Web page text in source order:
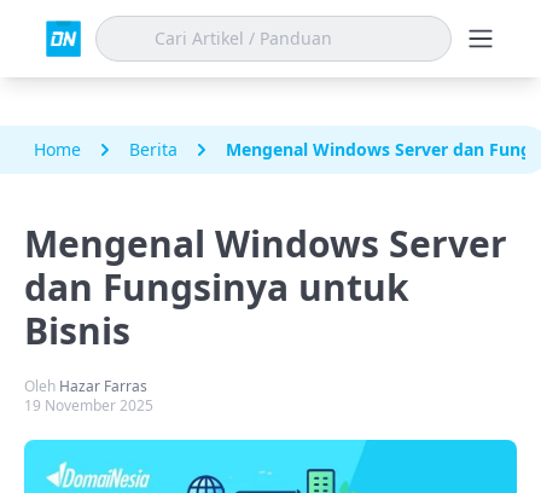
Home Berita Mengenal Windows Server dan
Mengenal Windows Server
dan Fungsinya untuk
Bisnis
Oleh Hazar Farras
19 November 2025